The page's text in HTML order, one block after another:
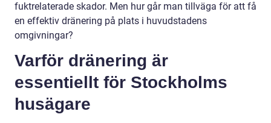
fuktrelaterade skador. Men hur går man tillväga för att få
en effektiv dränering på plats i huvudstadens
omgivningar?
Varför dränering är
essentiellt för Stockholms
husägare